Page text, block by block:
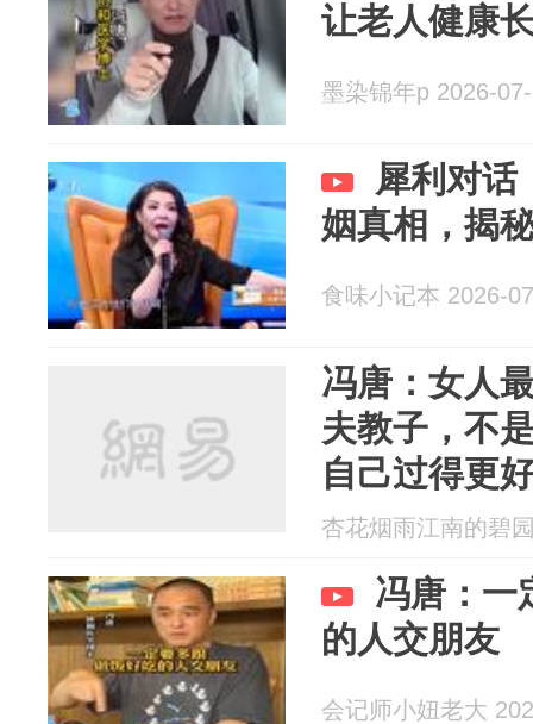
让老人健康
墨染锦年p 2026-
犀利对话
姻真相，揭
食味小记本 2026-
冯唐：女人
夫教子，不
自己过得更
杏花烟雨江南的碧
冯唐：一
的人交朋友
会记师小妞老大